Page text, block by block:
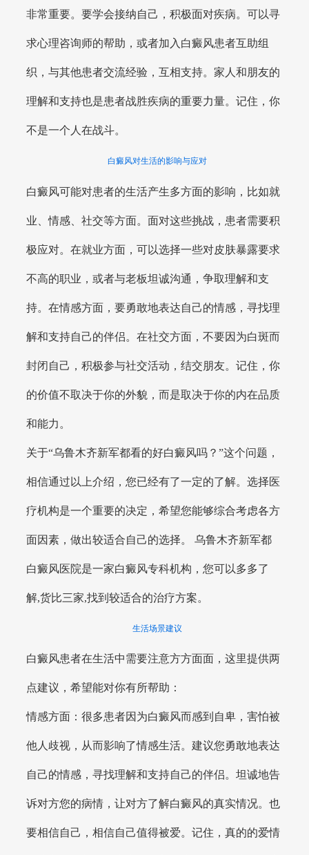
非常重要。要学会接纳自己，积极面对疾病。可以寻
求心理咨询师的帮助，或者加入白癜风患者互助组
织，与其他患者交流经验，互相支持。家人和朋友的
理解和支持也是患者战胜疾病的重要力量。记住，你
不是一个人在战斗。
白癜风对生活的影响与应对
白癜风可能对患者的生活产生多方面的影响，比如就
业、情感、社交等方面。面对这些挑战，患者需要积
极应对。在就业方面，可以选择一些对皮肤暴露要求
不高的职业，或者与老板坦诚沟通，争取理解和支
持。在情感方面，要勇敢地表达自己的情感，寻找理
解和支持自己的伴侣。在社交方面，不要因为白斑而
封闭自己，积极参与社交活动，结交朋友。记住，你
的价值不取决于你的外貌，而是取决于你的内在品质
和能力。
关于“乌鲁木齐新军都看的好白癜风吗？”这个问题，
相信通过以上介绍，您已经有了一定的了解。选择医
疗机构是一个重要的决定，希望您能够综合考虑各方
面因素，做出较适合自己的选择。 乌鲁木齐新军都
白癜风医院是一家白癜风专科机构，您可以多多了
解,货比三家,找到较适合的治疗方案。
生活场景建议
白癜风患者在生活中需要注意方方面面，这里提供两
点建议，希望能对你有所帮助：
情感方面：很多患者因为白癜风而感到自卑，害怕被
他人歧视，从而影响了情感生活。建议您勇敢地表达
自己的情感，寻找理解和支持自己的伴侣。坦诚地告
诉对方您的病情，让对方了解白癜风的真实情况。也
要相信自己，相信自己值得被爱。记住，真的的爱情